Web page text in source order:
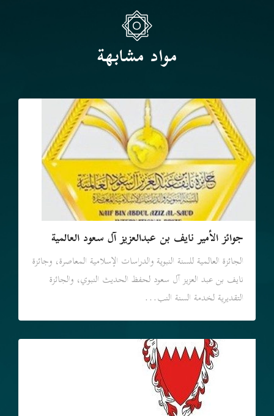
مواد مشابهة
جوائز الأمير نايف بن عبدالعزيز آل سعود العالمية
الجائزة العالمية للسنة النبوية والدراسات الإسلامية المعاصرة، وجائزة
نايف بن عبد العزيز آل سعود لحفظ الحديث النبوي، والجائزة
التقديرية لخدمة السنة النب...